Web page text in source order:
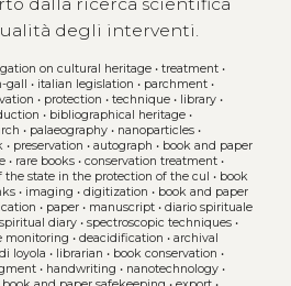
degli interventi.
on cultural heritage• treatment•
gall • italian legislation • parchment•
• protection • technique• library•
• bibliographical heritage•
• palaeography• nanoparticles•
• preservation • autograph • book and paper
• rare books• conservation treatment•
the state in the protection of the cul • book
• imaging • digitization • book and paper
• paper• manuscript• diario spirituale
spiritual diary• spectroscopic techniques•
monitoring • deacidification • archival
loyola • librarian • book conservation •
• handwriting • nanotechnology•